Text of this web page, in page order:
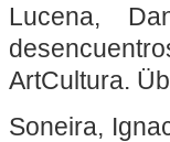
Lucena,
ArtCultura.
Soneira,